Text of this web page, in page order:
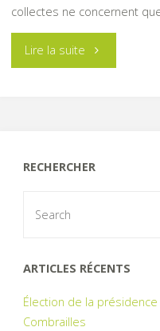
collectes ne concernent que
Lire la suite"Nouveau
RECHERCHER
ARTICLES RÉCENTS
Élection de la
Combrailles